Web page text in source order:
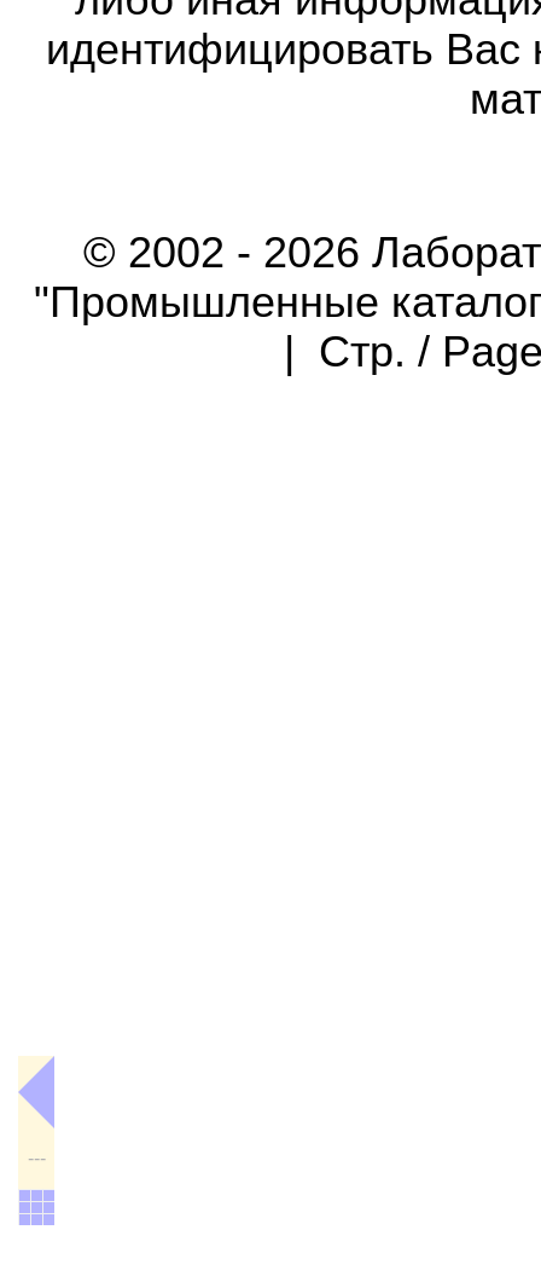
---
идентифицировать Вас
© 2002 - 2026
"Промышленные
| Стр. /